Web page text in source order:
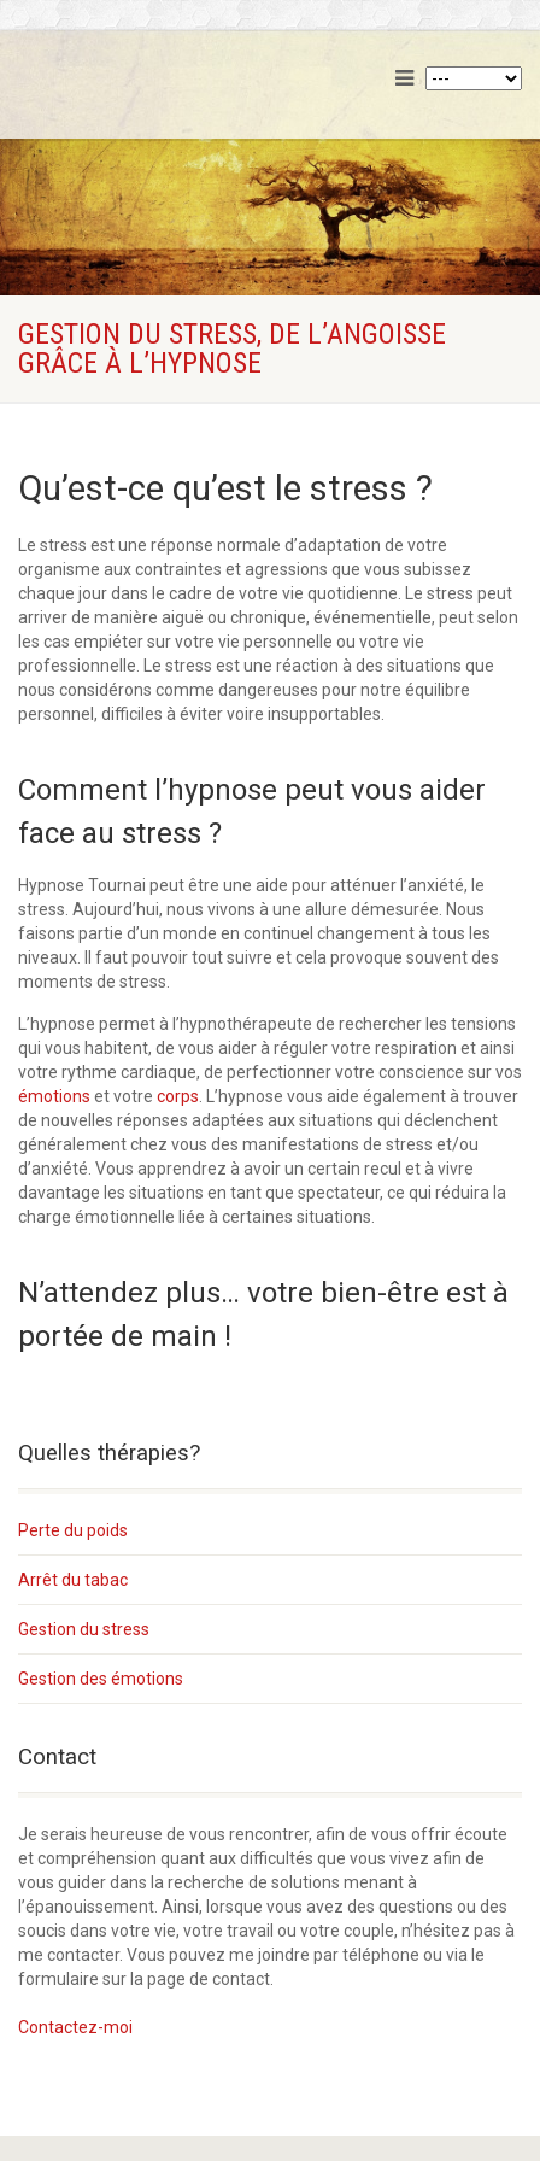
GESTION DU STRESS, DE L’ANGOISSE
GRÂCE À L’HYPNOSE
Qu’est-ce qu’est le stress ?
Le stress est une réponse normale d’adaptation de votre
organisme aux contraintes et agressions que vous subissez
chaque jour dans le cadre de votre vie quotidienne. Le stress peut
arriver de manière aiguë ou chronique, événementielle, peut selon
les cas empiéter sur votre vie personnelle ou votre vie
professionnelle. Le stress est une réaction à des situations que
nous considérons comme dangereuses pour notre équilibre
personnel, difficiles à éviter voire insupportables.
Comment l’hypnose peut vous aider
face au stress ?
Hypnose Tournai peut être une aide pour atténuer l’anxiété, le
stress. Aujourd’hui, nous vivons à une allure démesurée. Nous
faisons partie d’un monde en continuel changement à tous les
niveaux. Il faut pouvoir tout suivre et cela provoque souvent des
moments de stress.
L’hypnose permet à l’hypnothérapeute de rechercher les tensions
qui vous habitent, de vous aider à réguler votre respiration et ainsi
votre rythme cardiaque, de perfectionner votre conscience sur vos
émotions et votre corps . L’hypnose vous aide également à trouver
de nouvelles réponses adaptées aux situations qui déclenchent
généralement chez vous des manifestations de stress et/ou
d’anxiété. Vous apprendrez à avoir un certain recul et à vivre
davantage les situations en tant que spectateur, ce qui réduira la
charge émotionnelle liée à certaines situations.
N’attendez plus… votre bien-être est à
portée de main !
Quelles thérapies?
Perte du poids
Arrêt du tabac
Gestion du stress
Gestion des émotions
Contact
Je serais heureuse de vous rencontrer, afin de vous offrir écoute
et compréhension quant aux difficultés que vous vivez afin de
vous guider dans la recherche de solutions menant à
l’épanouissement. Ainsi, lorsque vous avez des questions ou des
soucis dans votre vie, votre travail ou votre couple, n’hésitez pas à
me contacter. Vous pouvez me joindre par téléphone ou via le
formulaire sur la page de contact.
Contactez-moi